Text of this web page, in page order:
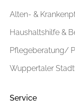
Alten- &
Haushaltshilfe &
Pflegeberatung/
Wuppertaler
Service